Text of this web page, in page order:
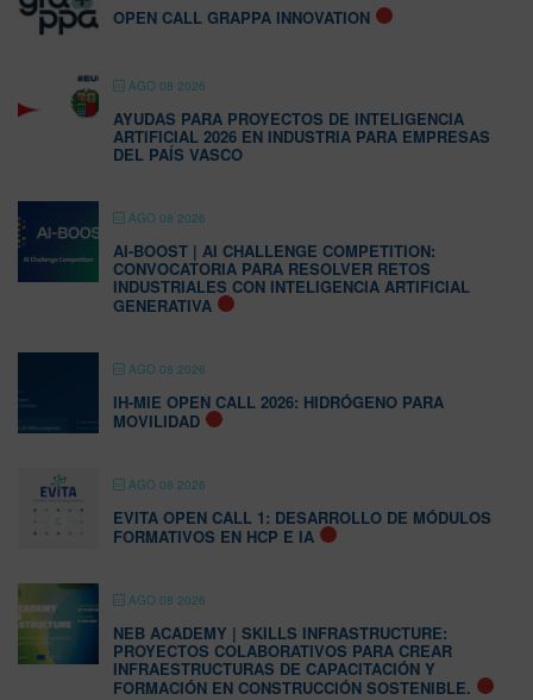
OPEN CALL GRAPPA INNOVATION
AGO 08 2026
AYUDAS PARA PROYECTOS DE INTELIGENCIA
ARTIFICIAL 2026 EN INDUSTRIA PARA EMPRESAS
DEL PAÍS VASCO
AGO 08 2026
AI-BOOST | AI CHALLENGE COMPETITION:
CONVOCATORIA PARA RESOLVER RETOS
INDUSTRIALES CON INTELIGENCIA ARTIFICIAL
GENERATIVA
AGO 08 2026
IH-MIE OPEN CALL 2026: HIDRÓGENO PARA
MOVILIDAD
AGO 08 2026
EVITA OPEN CALL 1: DESARROLLO DE MÓDULOS
FORMATIVOS EN HCP E IA
AGO 08 2026
NEB ACADEMY | SKILLS INFRASTRUCTURE:
PROYECTOS COLABORATIVOS PARA CREAR
INFRAESTRUCTURAS DE CAPACITACIÓN Y
FORMACIÓN EN CONSTRUCCIÓN SOSTENIBLE.